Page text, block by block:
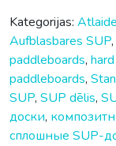
Kategorijas:
Aufblasbares SUP,
paddleboards,
paddleboards,
SUP, SUP dēlis,
доски,
сплошные SUP-